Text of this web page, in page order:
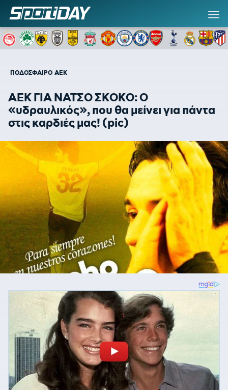
ΠΟΔΟΣΦΑΙΡΟ ΑΕΚ
ΑΕΚ ΓΙΑ ΝΑΤΣΟ ΣΚΟΚΟ: O
«υδραυλικός», που θα μείνει για πάντα
στις καρδιές μας! (pic)